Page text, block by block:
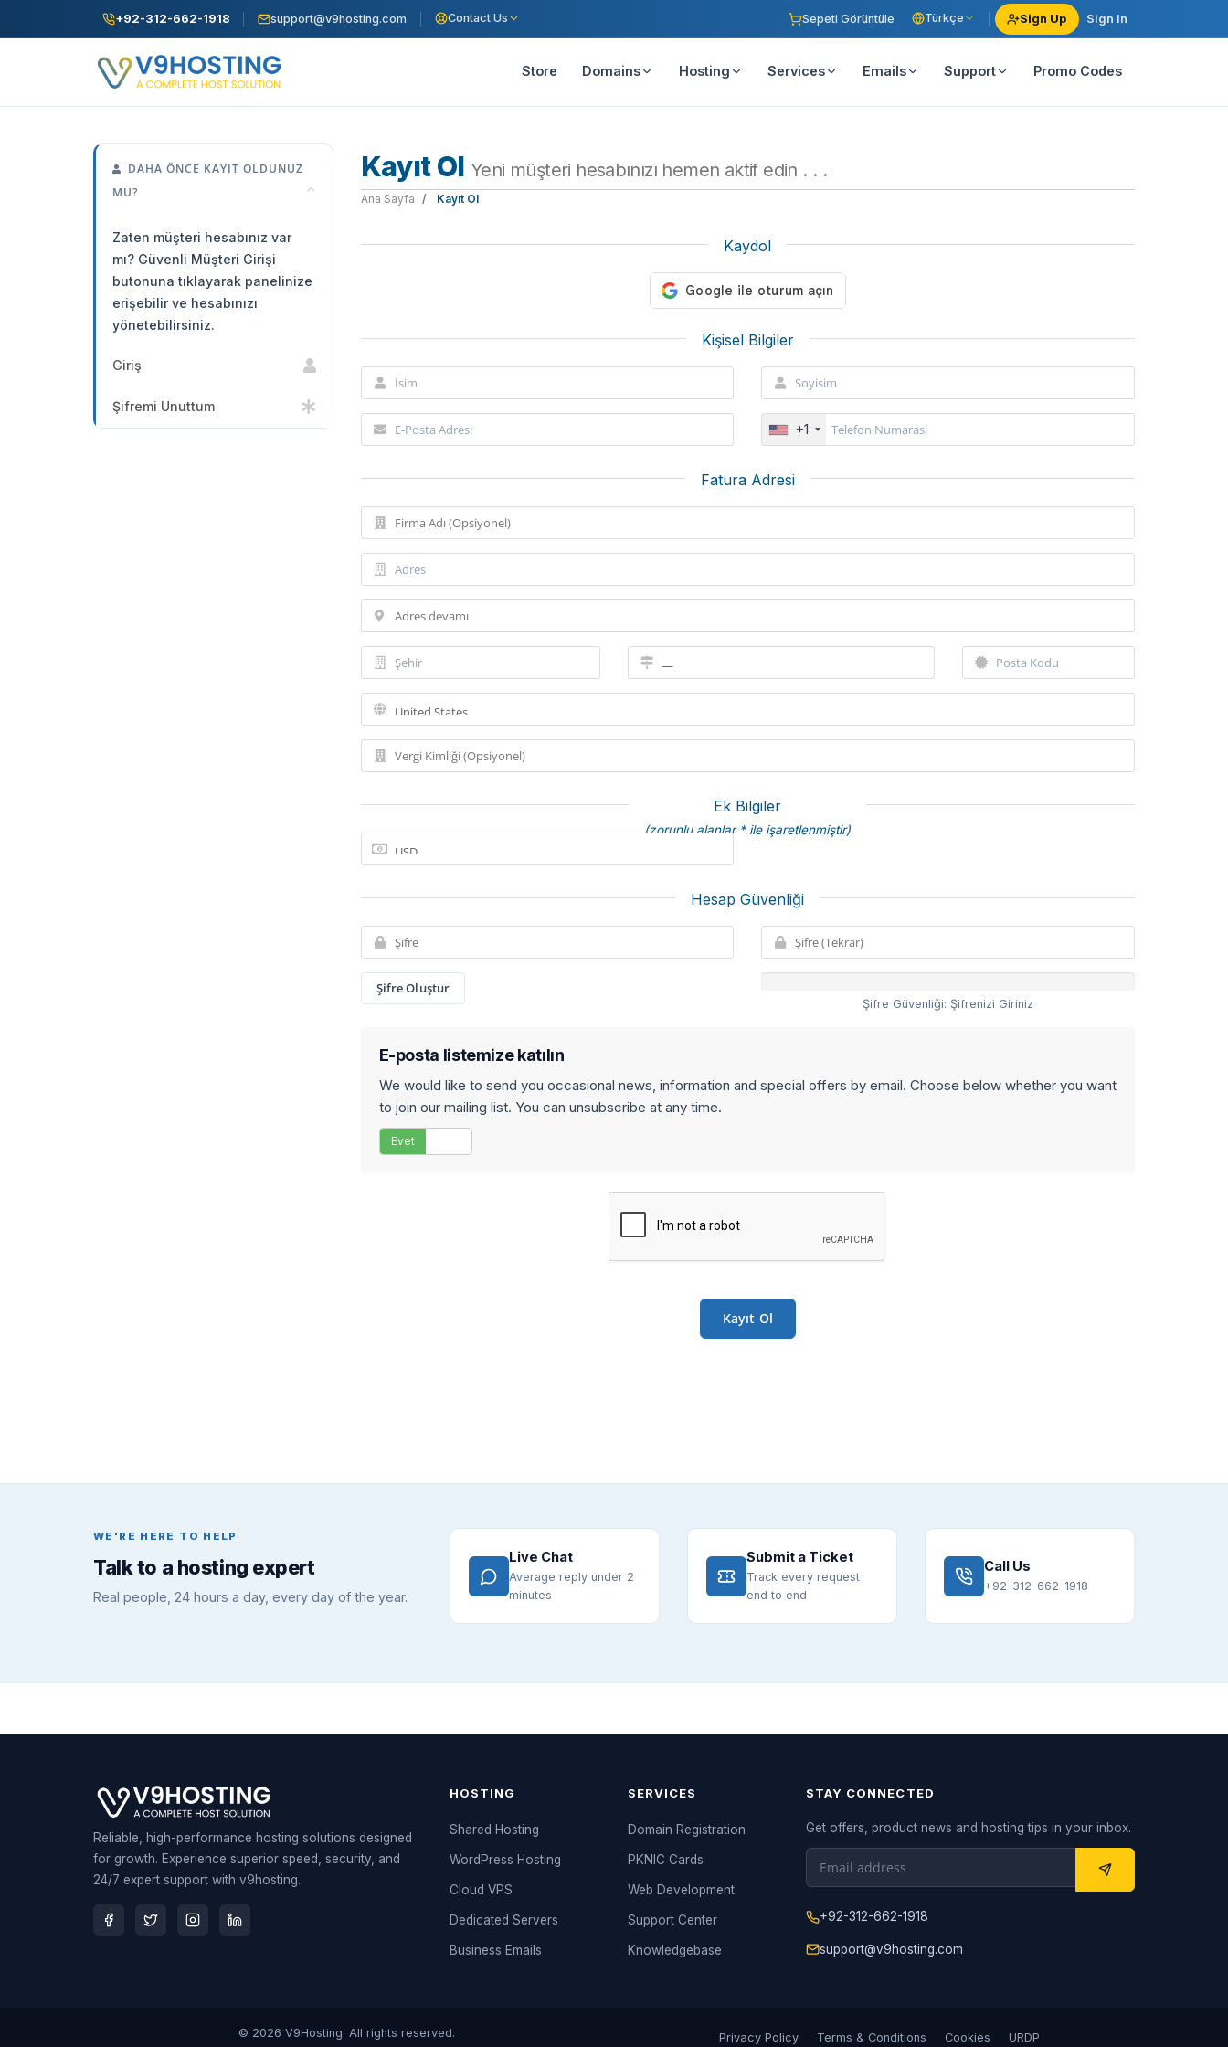
+92-312-662-1918 support@v9hosting.com Contact Us Sepeti Görüntüle Türkçe Sign Up Sign In
Store Domains Hosting Services Emails Support Promo Codes
Kayıt Ol Yeni müşteri hesabınızı hemen aktif edin . . .
Ana Sayfa Kayıt Ol
DAHA ÖNCE KAYIT OLDUNUZ
MU?
Zaten müşteri hesabınız var
mı? Güvenli Müşteri Girişi
butonuna tıklayarak panelinize
erişebilir ve hesabınızı
yönetebilirsiniz.
Giriş
Şifremi Unuttum
Kaydol
Kişisel Bilgiler
+1
Fatura Adresi
Ek Bilgiler
(zorunlu alanlar * ile işaretlenmiştir)
Hesap Güvenliği
Şifre Oluştur
Şifre Güvenliği: Şifrenizi Giriniz
E-posta listemize katılın
We would like to send you occasional news, information and special offers by email. Choose below whether you want
to join our mailing list. You can unsubscribe at any time.
Evet
WE'RE HERE TO HELP
Talk to a hosting expert
Real people, 24 hours a day, every day of the year.
Live Chat
Average reply under 2
minutes
Submit a Ticket
Track every request
end to end
Call Us
+92-312-662-1918
Reliable, high-performance hosting solutions designed
for growth. Experience superior speed, security, and
24/7 expert support with v9hosting.
HOSTING
Shared Hosting
WordPress Hosting
Cloud VPS
Dedicated Servers
Business Emails
SERVICES
Domain Registration
PKNIC Cards
Web Development
Support Center
Knowledgebase
STAY CONNECTED
Get offers, product news and hosting tips in your inbox.
+92-312-662-1918
support@v9hosting.com
© 2026 V9Hosting. All rights reserved. Privacy Policy Terms & Conditions Cookies URDP